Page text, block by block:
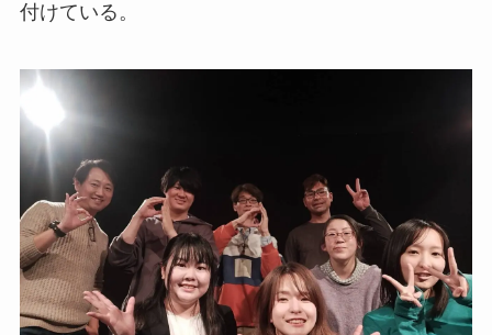
付けている。